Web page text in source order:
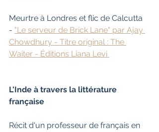
Meurtre à Londres et flic de Calcutta
- "Le serveur de Brick Lane" par Ajay
Chowdhury - Titre original : The
Waiter - Éditions Liana Levi
L'Inde à travers la littérature
française
Récit d'un professeur de français en